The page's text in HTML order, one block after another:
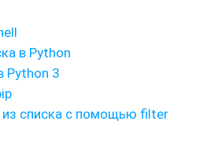
в Python
Python 3
из списка с помощью filter